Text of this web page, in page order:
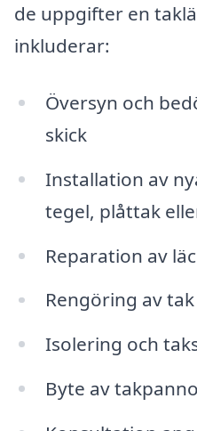
de uppgifter en
inkluderar:
Översyn och
skick
Installation av
tegel, plåttak
Reparation av
Rengöring av
Isolering och
Byte av